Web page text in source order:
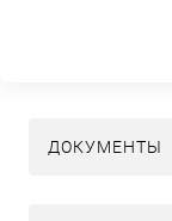
ДОКУМЕНТЫ